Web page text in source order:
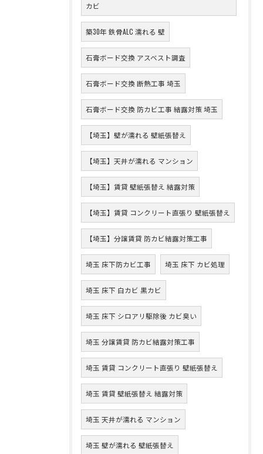
カビ
築30年 鉄骨ALC 濡れる 壁
石膏ボード交換 アスベスト調査
石膏ボード交換 断熱工事 埼玉
石膏ボード交換 防カビ工事 結露対策 埼玉
【埼玉】壁が濡れる 壁紙張替え
【埼玉】天井が濡れる マンション
【埼玉】賃貸 壁紙張替え 結露対策
【埼玉】賃貸 コンクリート直張り 壁紙張替え
【埼玉】分譲賃貸 防カビ結露対策工事
埼玉 床下防カビ工事 埼玉 床下 カビ処理
埼玉 床下 白カビ 黒カビ
埼玉 床下 シロアリ駆除後 カビ臭い
埼玉 分譲賃貸 防カビ結露対策工事
埼玉 賃貸 コンクリート直張り 壁紙張替え
埼玉 賃貸 壁紙張替え 結露対策
埼玉 天井が濡れる マンション
埼玉 壁が濡れる 壁紙張替え